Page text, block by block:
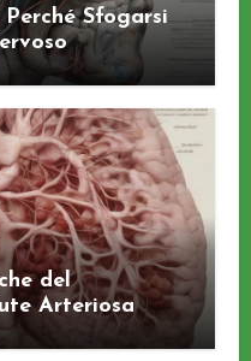
Sfogarsi
del
Arteriosa